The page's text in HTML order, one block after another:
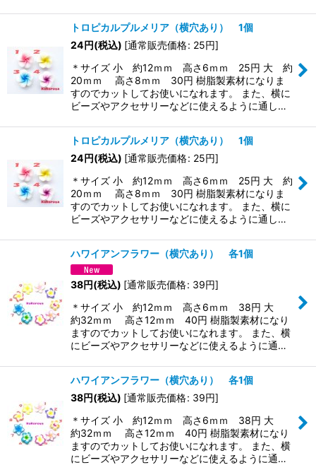
トロピカルプルメリア（横穴あり） 1個
24円(税込) [通常販売価格: 25円]
＊サイズ 小 約12ｍｍ 高さ6ｍｍ 25円 大 約
20ｍｍ 高さ8ｍｍ 30円 樹脂製素材になりま
すのでカットしてお使いになれます。 また、横に
ビーズやアクセサリーなどに使えるように通し…
トロピカルプルメリア（横穴あり） 1個
24円(税込) [通常販売価格: 25円]
＊サイズ 小 約12ｍｍ 高さ6ｍｍ 25円 大 約
20ｍｍ 高さ8ｍｍ 30円 樹脂製素材になりま
すのでカットしてお使いになれます。 また、横に
ビーズやアクセサリーなどに使えるように通し…
ハワイアンフラワー（横穴あり） 各1個
38円(税込) [通常販売価格: 39円]
＊サイズ 小 約12ｍｍ 高さ6ｍｍ 38円 大
約32ｍｍ 高さ12ｍｍ 40円 樹脂製素材になり
ますのでカットしてお使いになれます。 また、横
にビーズやアクセサリーなどに使えるように通…
ハワイアンフラワー（横穴あり） 各1個
38円(税込) [通常販売価格: 39円]
＊サイズ 小 約12ｍｍ 高さ6ｍｍ 38円 大
約32ｍｍ 高さ12ｍｍ 40円 樹脂製素材になり
ますのでカットしてお使いになれます。 また、横
にビーズやアクセサリーなどに使えるように通…